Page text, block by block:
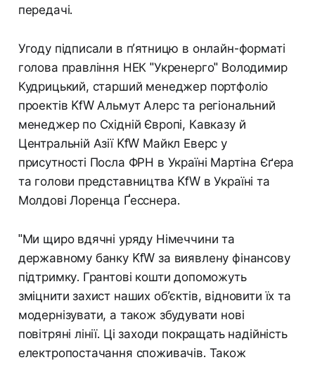
передачі.
Угоду підписали в п’ятницю в онлайн-форматі
голова правління НЕК "Укренерго" Володимир
Кудрицький, старший менеджер портфоліо
проектів KfW Альмут Алерс та регіональний
менеджер по Східній Європі, Кавказу й
Центральній Азії KfW Майкл Еверс у
присутності Посла ФРН в Україні Мартіна Єґера
та голови представництва KfW в Україні та
Молдові Лоренца Ґесснера.
"Ми щиро вдячні уряду Німеччини та
державному банку KfW за виявлену фінансову
підтримку. Грантові кошти допоможуть
зміцнити захист наших об’єктів, відновити їх та
модернізувати, а також збудувати нові
повітряні лінії. Ці заходи покращать надійність
електропостачання споживачів. Також